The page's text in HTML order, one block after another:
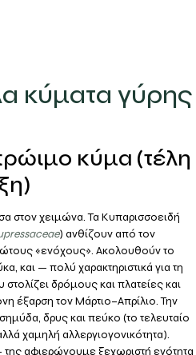
κύματα γύρης
κύμα (τέλη
στον χειμώνα. Τα Κυπαρισσοειδή
) ανθίζουν από τον
«ενόχους». Ακολουθούν το
, και — πολύ χαρακτηριστικά για τη
στολίζει δρόμους και πλατείες και
έξαρση τον Μάρτιο–Απρίλιο. Την
σημύδα, δρυςκαιπεύκο (το τελευταίο
χαμηλή αλλεργιογονικότητα).
της αφιερώνουμε ξεχωριστή ενότητα